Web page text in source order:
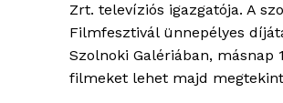
Zrt. televíziós igazgatója. A
Filmfesztivál ünnepélyes
Szolnoki Galériában, másnap
filmeket lehet majd